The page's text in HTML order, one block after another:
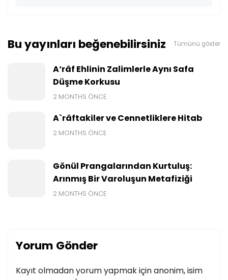
Bu yayınları beğenebilirsiniz Tümünü göster
A‘râf Ehlinin Zalimlerle Aynı Safa
Düşme Korkusu
2 MONTHS ÖNCE
A`râftakiler ve Cennetliklere Hitab
2 MONTHS ÖNCE
Gönül Prangalarından Kurtuluş:
Arınmış Bir Varoluşun Metafiziği
2 MONTHS ÖNCE
Yorum Gönder
Kayıt olmadan yorum yapmak için anonim, isim